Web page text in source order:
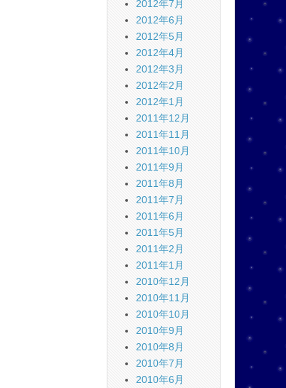
2012年7月
2012年6月
2012年5月
2012年4月
2012年3月
2012年2月
2012年1月
2011年12月
2011年11月
2011年10月
2011年9月
2011年8月
2011年7月
2011年6月
2011年5月
2011年2月
2011年1月
2010年12月
2010年11月
2010年10月
2010年9月
2010年8月
2010年7月
2010年6月